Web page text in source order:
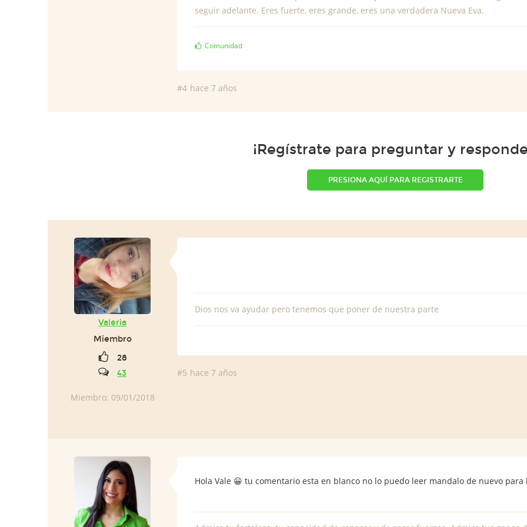
seguir adelante. Eres fuerte, eres grande, eres una verdadera Nueva Eva.
Comunidad
#4 hace 7 años
¡Regístrate para preguntar y
PRESIONA AQUÍ PARA REGISTRARTE
Valeria
Miembro
28
43
Miembro: 09/01/2018
Dios nos va ayudar pero tenemos que poner de nuestra parte
#5 hace 7 años
Hola Vale 😀 tu comentario esta en blanco no lo puedo leer mandalo de nuevo para